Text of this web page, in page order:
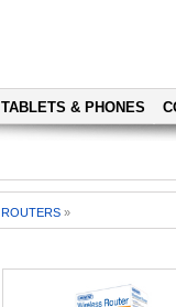
TABLETS & PHONES
ROUTERS »